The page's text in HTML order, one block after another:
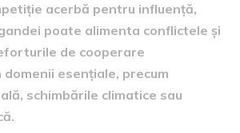
acerbă pentru influență,
poate alimenta conflictele și
de cooperare
esențiale, precum
schimbările climatice sau